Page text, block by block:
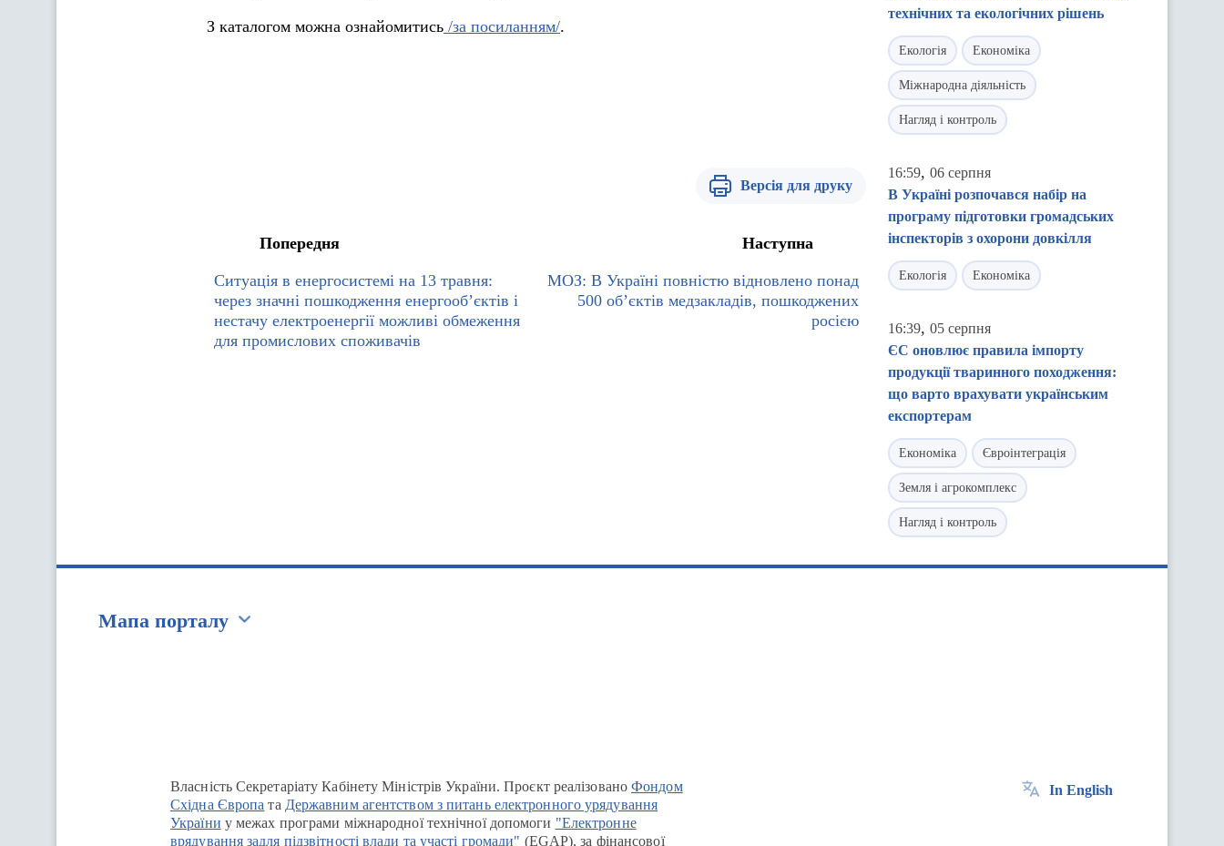
З каталогом можна ознайомитись /за посиланням/.
Версія для друку
Попередня
Ситуація в енергосистемі на 13 травня:
через значні пошкодження енергооб’єктів і
нестачу електроенергії можливі обмеження
для промислових споживачів
Наступна
МОЗ: В Україні повністю відновлено понад
500 об’єктів медзакладів, пошкоджених
росією
технічних та екологічних рішень
Екологія Економіка
Міжнародна діяльність
Нагляд і контроль
16:59, 06 серпня
В Україні розпочався набір на
програму підготовки громадських
інспекторів з охорони довкілля
Екологія Економіка
16:39, 05 серпня
ЄС оновлює правила імпорту
продукції тваринного походження:
що варто врахувати українським
експортерам
Економіка Євроінтеграція
Земля і агрокомплекс
Нагляд і контроль
Мапа порталу
Власність Секретаріату Кабінету Міністрів України. Проєкт реалізованоФондом
Східна Європа та Державним агентством з питань електронного урядування
України у межах програми міжнародної технічної допомоги "Електронне
врядування задля підзвітності влади та участі громади" (EGAP), за фінансової
In English